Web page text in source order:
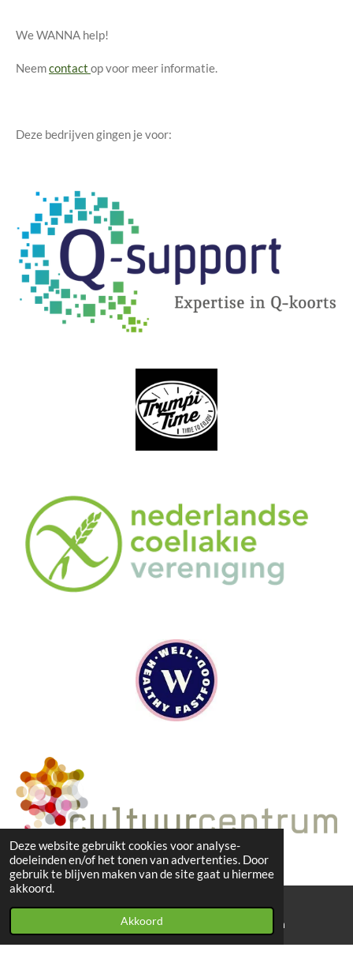
Deze website gebruikt cookies voor analyse-
doeleinden en/of het tonen van advertenties. Door
gebruik te blijven maken van de site gaat u hiermee
akkoord.
Akkoord
We WANNA help!
Neemcontact op voor meer informatie.
Deze bedrijven gingen je voor:
I
Instagram